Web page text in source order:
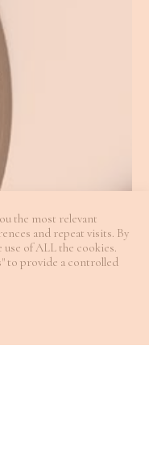
the most relevant
and repeat visits. By
of ALL the cookies.
to provide a controlled